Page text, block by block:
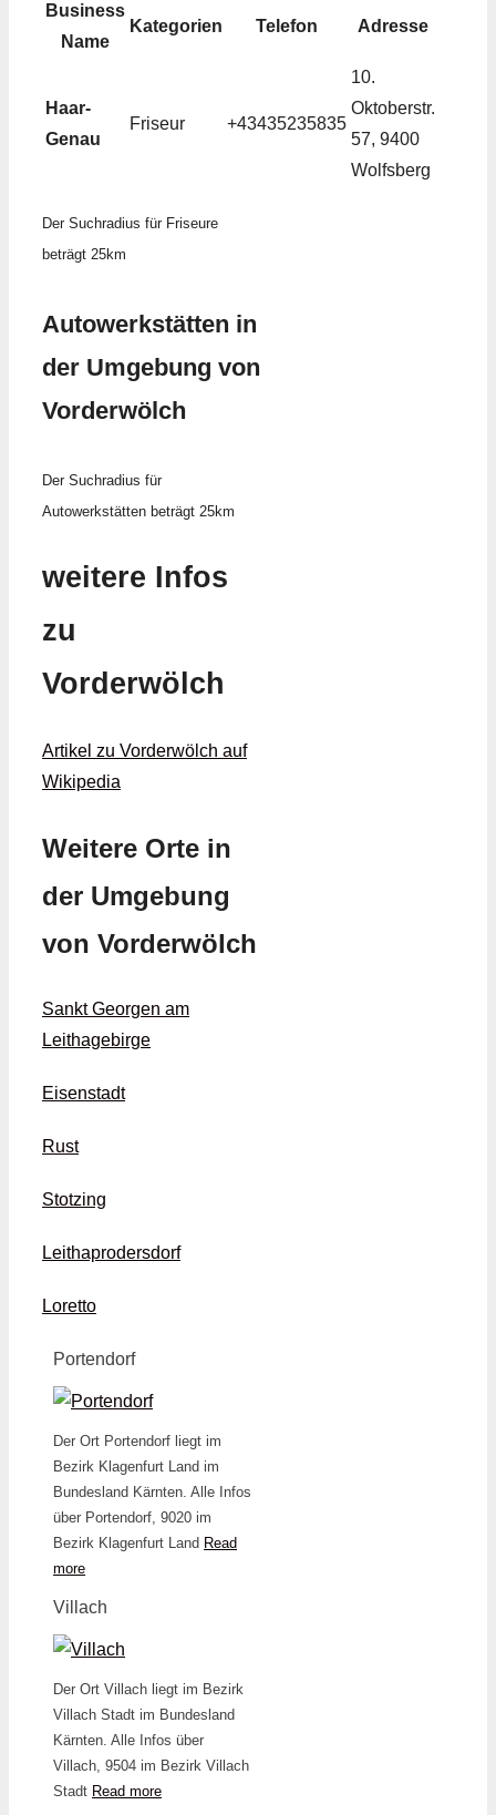
Business
Name
Kategorien Telefon Adresse
Haar-
Genau
Friseur +43435235835
10.
Oktoberstr.
57, 9400
Wolfsberg
Der Suchradius für Friseure
beträgt 25km
Autowerkstätten in
der Umgebung von
Vorderwölch
Der Suchradius für
Autowerkstätten beträgt 25km
weitere Infos
zu
Vorderwölch
Artikel zu Vorderwölch auf
Wikipedia
Weitere Orte in
der Umgebung
von Vorderwölch
Sankt Georgen am
Leithagebirge
Eisenstadt
Rust
Stotzing
Leithaprodersdorf
Loretto
Portendorf
Der Ort Portendorf liegt im
Bezirk Klagenfurt Land im
Bundesland Kärnten. Alle Infos
über Portendorf, 9020 im
Bezirk Klagenfurt Land Read
more
Villach
Der Ort Villach liegt im Bezirk
Villach Stadt im Bundesland
Kärnten. Alle Infos über
Villach, 9504 im Bezirk Villach
Stadt Read more